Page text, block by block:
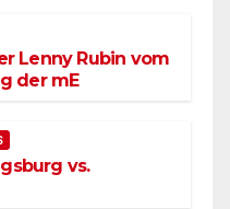
Lenny Rubin vom
der mE
vs.